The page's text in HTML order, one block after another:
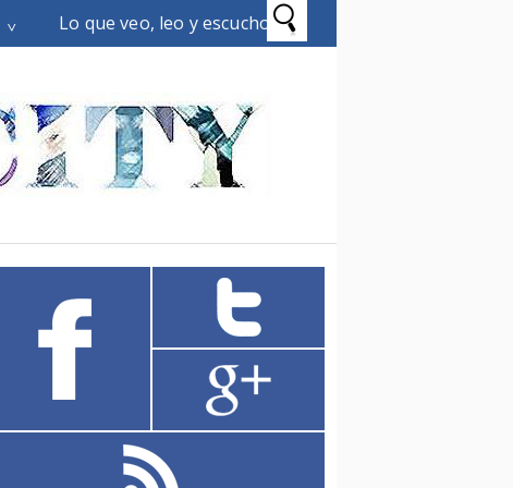
Lo que veo, leo y escucho